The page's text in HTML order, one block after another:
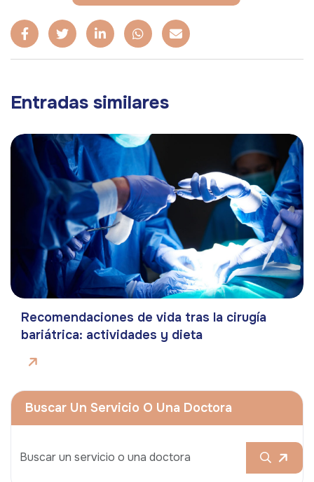
Entradas similares
Recomendaciones de vida tras la cirugía
bariátrica: actividades y dieta
Buscar Un Servicio O Una Doctora